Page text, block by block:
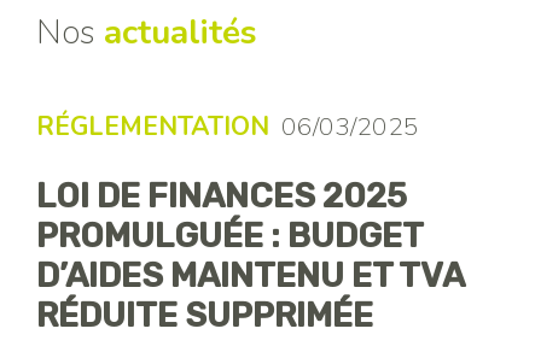
Nos actualités
RÉGLEMENTATION 06/03/2025
LOI DE FINANCES 2025
PROMULGUÉE : BUDGET
D’AIDES MAINTENU ET TVA
RÉDUITE SUPPRIMÉE